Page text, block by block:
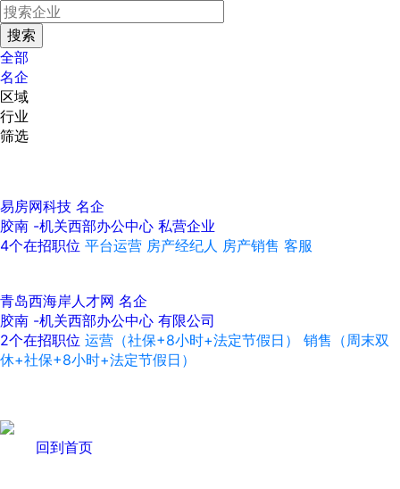
全部
名企
区域
行业
筛选
易房网科技 名企
胶南 -机关西部办公中心 私营企业
4个在招职位 平台运营 房产经纪人 房产销售 客服
青岛西海岸人才网 名企
胶南 -机关西部办公中心 有限公司
2个在招职位 运营（社保+8小时+法定节假日）
销售（周末双
休+社保+8小时+法定节假日）
回到首页